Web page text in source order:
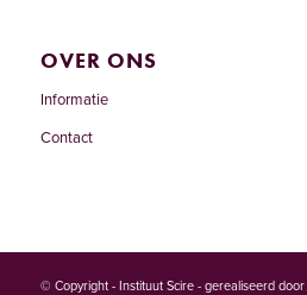
OVER ONS
Informatie
Contact
© Copyright - Instituut Scire - gerealiseerd door